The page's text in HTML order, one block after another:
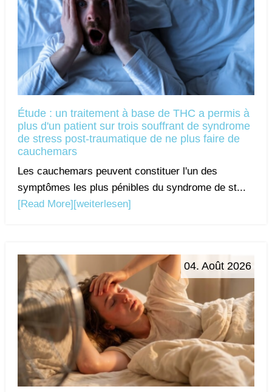
Étude : un traitement à base de THC a permis à
plus d'un patient sur trois souffrant de syndrome
de stress post-traumatique de ne plus faire de
cauchemars
Les cauchemars peuvent constituer l'un des
symptômes les plus pénibles du syndrome de st...
[Read More] [weiterlesen]
04. Août 2026